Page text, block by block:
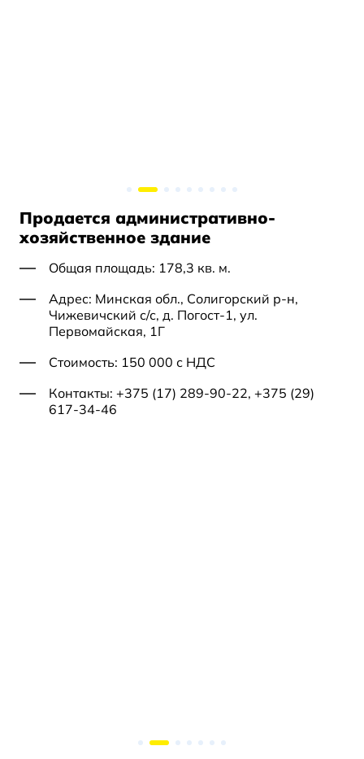
Продается административно-
хозяйственное здание
Общая площадь: 178,3 кв. м.
Адрес: Минская обл., Солигорский р-н,
Чижевичский с/с, д. Погост-1, ул.
Первомайская, 1Г
Стоимость: 150 000 с НДС
Контакты: +375 (17) 289-90-22, +375 (29)
617-34-46